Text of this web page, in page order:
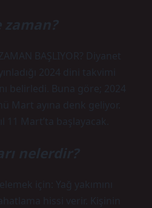
zaman?
BAŞLIYOR? Diyanet
2024 dini takvimi
belirledi. Buna göre; 2024
Mart ayına denk geliyor.
11 Mart’ta başlayacak.
nelerdir?
için: Yağ yakımını
hissi verir. Kişinin